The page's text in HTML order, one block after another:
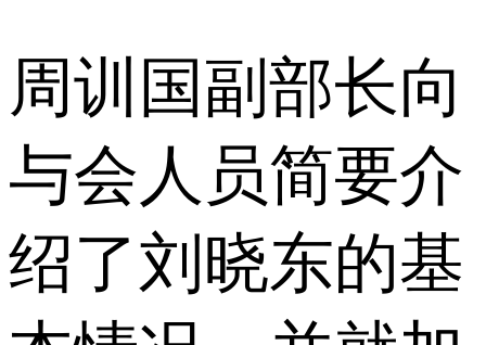
周训国副部长向
与会人员简要介
绍了刘晓东的基